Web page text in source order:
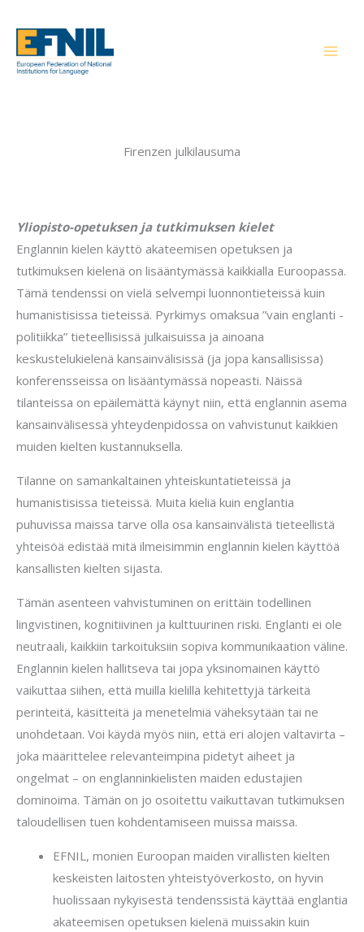
sisältöön
Firenzen julkilausuma
Yliopisto-opetuksen ja tutkimuksen kielet
Englannin kielen käyttö akateemisen opetuksen ja
tutkimuksen kielenä on lisääntymässä kaikkialla Euroopassa.
Tämä tendenssi on vielä selvempi luonnontieteissä kuin
humanistisissa tieteissä. Pyrkimys omaksua ”vain englanti -
politiikka” tieteellisissä julkaisuissa ja ainoana
keskustelukielenä kansainvälisissä (ja jopa kansallisissa)
konferensseissa on lisääntymässä nopeasti. Näissä
tilanteissa on epäilemättä käynyt niin, että englannin asema
kansainvälisessä yhteydenpidossa on vahvistunut kaikkien
muiden kielten kustannuksella.
Tilanne on samankaltainen yhteiskuntatieteissä ja
humanistisissa tieteissä. Muita kieliä kuin englantia
puhuvissa maissa tarve olla osa kansainvälistä tieteellistä
yhteisöä edistää mitä ilmeisimmin englannin kielen käyttöä
kansallisten kielten sijasta.
Tämän asenteen vahvistuminen on erittäin todellinen
lingvistinen, kognitiivinen ja kulttuurinen riski. Englanti ei ole
neutraali, kaikkiin tarkoituksiin sopiva kommunikaation väline.
Englannin kielen hallitseva tai jopa yksinomainen käyttö
vaikuttaa siihen, että muilla kielillä kehitettyjä tärkeitä
perinteitä, käsitteitä ja menetelmiä väheksytään tai ne
unohdetaan. Voi käydä myös niin, että eri alojen valtavirta –
joka määrittelee relevanteimpina pidetyt aiheet ja
ongelmat – on englanninkielisten maiden edustajien
dominoima. Tämän on jo osoitettu vaikuttavan tutkimuksen
taloudellisen tuen kohdentamiseen muissa maissa.
EFNIL, monien Euroopan maiden virallisten kielten
keskeisten laitosten yhteistyöverkosto, on hyvin
huolissaan nykyisestä tendenssistä käyttää englantia
akateemisen opetuksen kielenä muissakin kuin